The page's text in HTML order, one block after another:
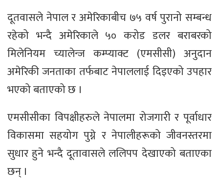
दूतवासले नेपाल र अमेरिकाबीच ७५ वर्ष पुरानो सम्बन्ध
रहेको भन्दै अमेरिकाले ५० करोड डलर बराबरको
मिलेनियम च्यालेन्ज कम्प्याक्ट (एमसीसी) अनुदान
अमेरिकी जनताका तर्फबाट नेपाललाई दिइएको उपहार
भएको बताएको छ ।
एमसीसीका विपक्षीहरुले नेपालमा रोजगारी र पूर्वाधार
विकासमा सहयोग पुग्ने र नेपालीहरूको जीवनस्तरमा
सुधार हुने भन्दै दूतावासले ललिपप देखाएको बताएका
छन् ।